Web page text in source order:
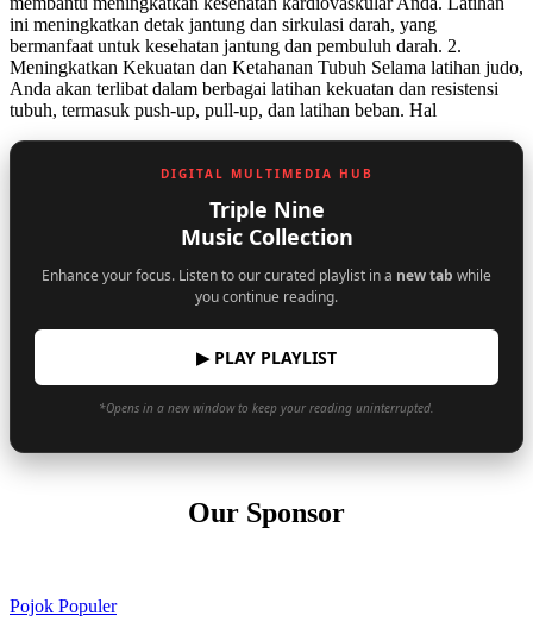
ini meningkatkan detak jantung dan sirkulasi darah, yang
bermanfaat untuk kesehatan jantung dan pembuluh darah. 2.
Meningkatkan Kekuatan dan Ketahanan Tubuh Selama latihan judo,
Anda akan terlibat dalam berbagai latihan kekuatan dan resistensi
tubuh, termasuk push-up, pull-up, dan latihan beban. Hal
DIGITAL MULTIMEDIA HUB
Triple Nine
Music Collection
Enhance your focus. Listen to our curated playlist in a new tab while
you continue reading.
▶ PLAY PLAYLIST
*Opens in a new window to keep your reading uninterrupted.
Our Sponsor
Pojok Populer